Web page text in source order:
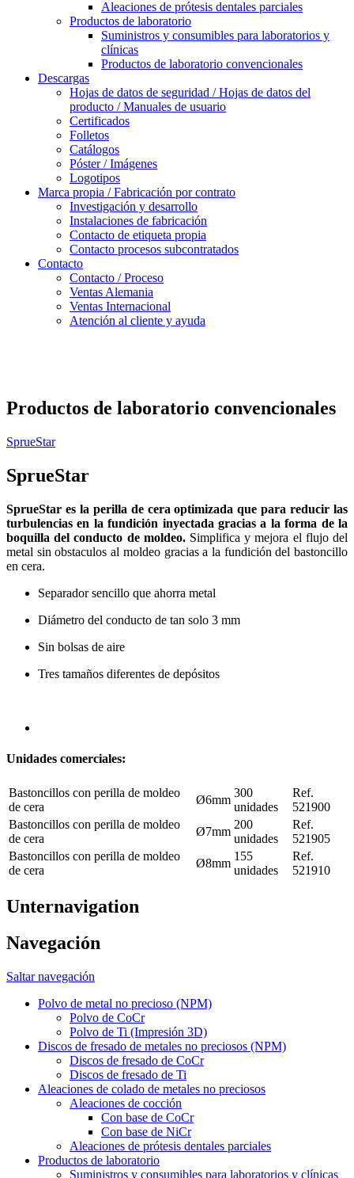
Aleaciones de prótesis dentales parciales
Productos de laboratorio
Suministros y consumibles para laboratorios y
clínicas
Productos de laboratorio convencionales
Descargas
Hojas de datos de seguridad / Hojas de datos del
producto / Manuales de usuario
Certificados
Folletos
Catálogos
Póster / Imágenes
Logotipos
Marca propia / Fabricación por contrato
Investigación y desarrollo
Instalaciones de fabricación
Contacto de etiqueta propia
Contacto procesos subcontratados
Contacto
Contacto / Proceso
Ventas Alemania
Ventas Internacional
Atención al cliente y ayuda
Productos de laboratorio convencionales
SprueStar
SprueStar
SprueStar es la perilla de cera optimizada que para reducir las
turbulencias en la fundición inyectada gracias a la forma de la
boquilla del conducto de moldeo. Simplifica y mejora el flujo del
metal sin obstaculos al moldeo gracias a la fundición del bastoncillo
en cera.
Separador sencillo que ahorra metal
Diámetro del conducto de tan solo 3 mm
Sin bolsas de aire
Tres tamaños diferentes de depósitos
Unidades comerciales:
Bastoncillos con perilla de moldeo
de cera
Ø6mm
300
unidades
Ref.
521900
Bastoncillos con perilla de moldeo
de cera
Ø7mm
200
unidades
Ref.
521905
Bastoncillos con perilla de moldeo
de cera
Ø8mm
155
unidades
Ref.
521910
Unternavigation
Navegación
Saltar navegación
Polvo de metal no precioso (NPM)
Polvo de CoCr
Polvo de Ti (Impresión 3D)
Discos de fresado de metales no preciosos (NPM)
Discos de fresado de CoCr
Discos de fresado de Ti
Aleaciones de colado de metales no preciosos
Aleaciones de cocción
Con base de CoCr
Con base de NiCr
Aleaciones de prótesis dentales parciales
Productos de laboratorio
Suministros y consumibles para laboratorios y clínicas